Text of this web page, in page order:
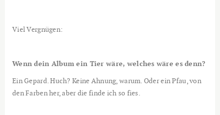
Viel Vergnügen:
Wenn dein Album ein Tier wäre, welches wäre es denn?
Ein Gepard. Huch? Keine Ahnung, warum. Oder ein Pfau, von
den Farben her, aber die finde ich so fies.